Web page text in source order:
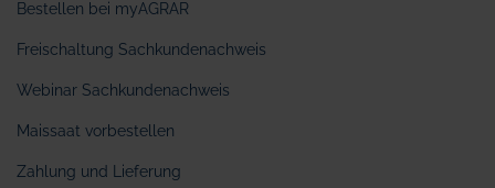
Bestellen bei myAGRAR
Freischaltung Sachkundenachweis
Webinar Sachkundenachweis
Maissaat vorbestellen
Zahlung und Lieferung